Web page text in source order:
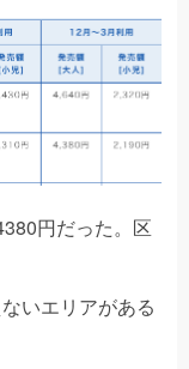
円だった。区
いエリアがある